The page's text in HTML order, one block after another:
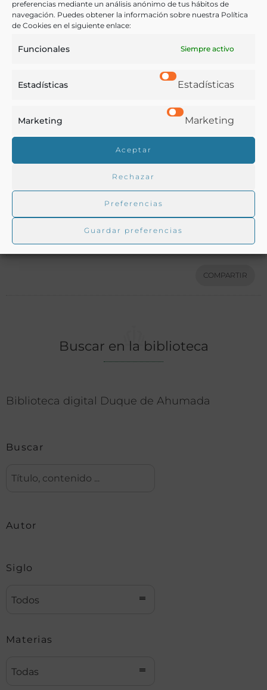
preferencias mediante un análisis anónimo de tus hábitos de
navegación. Puedes obtener la información sobre nuestra Política
de Cookies en el siguiente enlace:
Funcionales Siempre activo
Estadísticas Estadísticas
Marketing Marketing
Aceptar
Rechazar
Preferencias
Guardar preferencias
los frascos del licorista.
Otras ediciones:
Notas:
Ver más libros de estas materias:
Bebidas,Enología y Viticultura,Industria y Tecnología
Ver más libros con las palabras clave:
Frutas , Infusiones, Licores
COMPARTIR
Buscar en la biblioteca
Biblioteca digital Duque de Ahumada
Buscar
Autor
Siglo
Todos
Materias
Todas